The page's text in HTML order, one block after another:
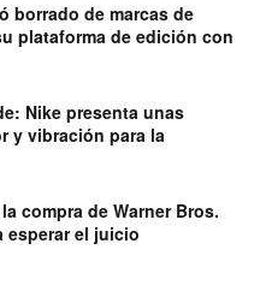
borrado de marcas de
plataforma de edición con
Nike presenta unas
y vibración para la
compra de Warner Bros.
esperar el juicio